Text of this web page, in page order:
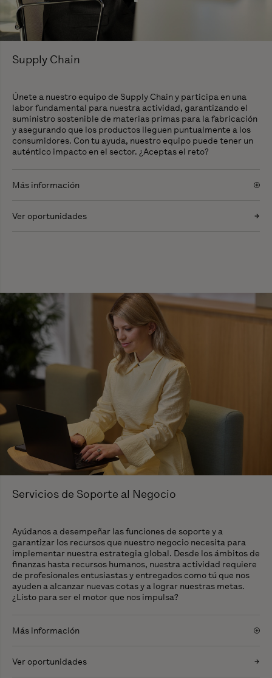
Supply Chain
Únete a nuestro equipo de Supply Chain y participa en una
labor fundamental para nuestra actividad, garantizando el
suministro sostenible de materias primas para la fabricación
y asegurando que los productos lleguen puntualmente a los
consumidores. Con tu ayuda, nuestro equipo puede tener un
auténtico impacto en el sector. ¿Aceptas el reto?
Más información
Ver oportunidades
Servicios de Soporte al Negocio
Ayúdanos a desempeñar las funciones de soporte y a
garantizar los recursos que nuestro negocio necesita para
implementar nuestra estrategia global. Desde los ámbitos de
finanzas hasta recursos humanos, nuestra actividad requiere
de profesionales entusiastas y entregados como tú que nos
ayuden a alcanzar nuevas cotas y a lograr nuestras metas.
¿Listo para ser el motor que nos impulsa?
Más información
Ver oportunidades